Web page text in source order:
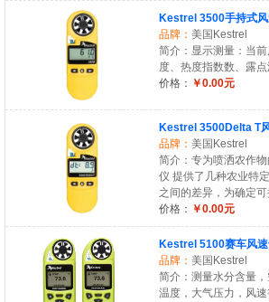
Kestrel 3500手持式
品牌： 美国Kestrel
简介：显示测量：当
度、热度指数数、露
价格： ￥0.00元
Kestrel 3500Delta T
品牌： 美国Kestrel
简介：专为喷洒农作
仪 提供了几种农业特
之间的差异，为确定
价格： ￥0.00元
Kestrel 5100赛车风
品牌： 美国Kestrel
简介：测量水分含量
温度，大气压力，风速